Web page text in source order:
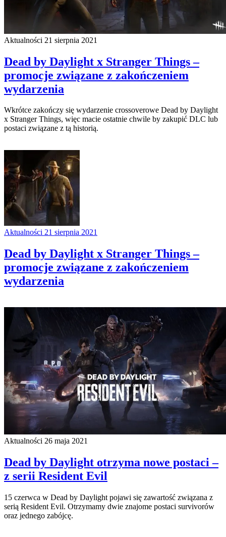
Aktualności 21 sierpnia 2021
Dead by Daylight x Stranger Things –
promocje związane z zakończeniem
wydarzenia
Wkrótce zakończy się wydarzenie crossoverowe Dead by Daylight
x Stranger Things, więc macie ostatnie chwile by zakupić DLC lub
postaci związane z tą historią.
Aktualności 21 sierpnia 2021
Dead by Daylight x Stranger Things –
promocje związane z zakończeniem
wydarzenia
Aktualności 26 maja 2021
Dead by Daylight otrzyma nowe postaci –
z serii Resident Evil
15 czerwca w Dead by Daylight pojawi się zawartość związana z
serią Resident Evil. Otrzymamy dwie znajome postaci survivorów
oraz jednego zabójcę.